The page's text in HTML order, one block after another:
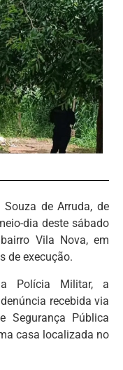
de Arruda, de
dia deste sábado
Vila Nova, em
de execução.
Polícia Militar, a
recebida via
Segurança Pública
casa localizada no